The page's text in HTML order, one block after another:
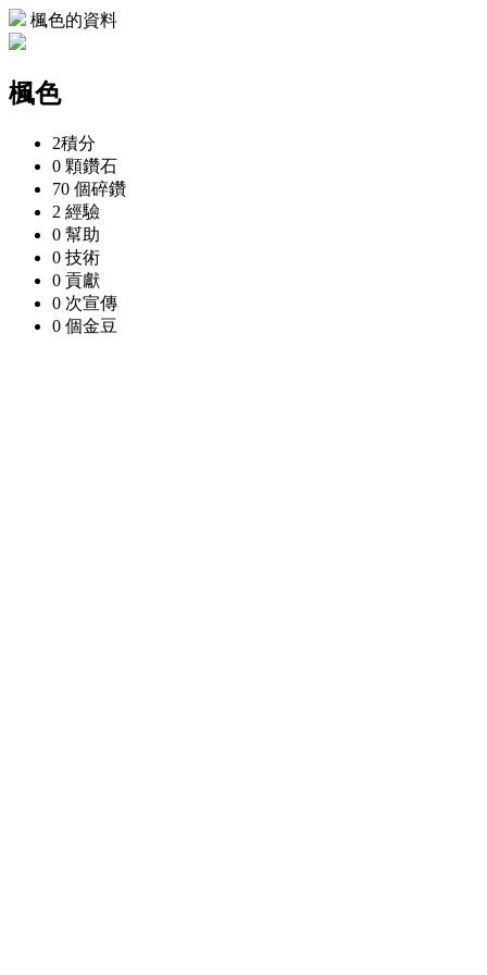
楓色的資料
楓色
2積分
0 顆鑽石
70 個碎鑽
2 經驗
0 幫助
0 技術
0 貢獻
0 次宣傳
0 個金豆